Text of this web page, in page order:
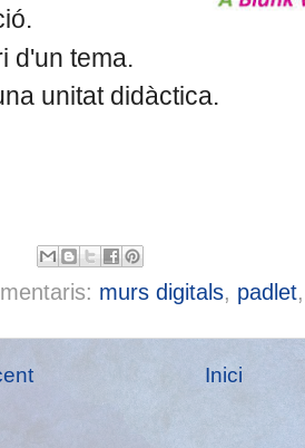
d'un tema.
unitat didàctica.
murs digitals, padlet
Inici